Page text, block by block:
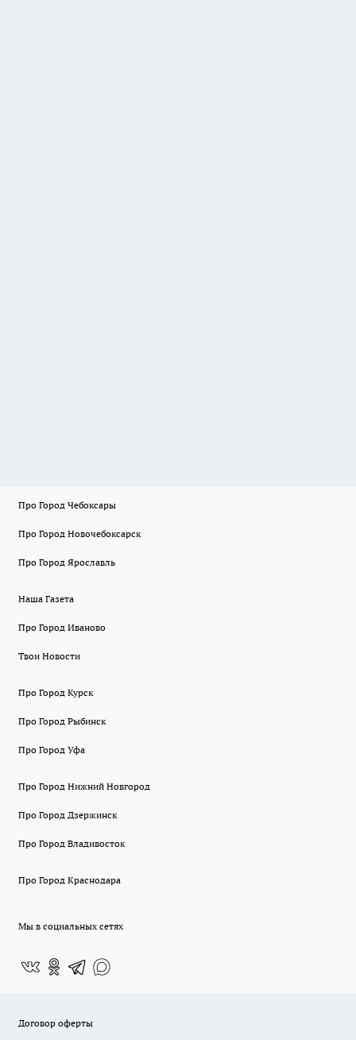
Про Город Чебоксары
Про Город Новочебоксарск
Про Город Ярославль
Наша Газета
Про Город Иваново
Твои Новости
Про Город Курск
Про Город Рыбинск
Про Город Уфа
Про Город Нижний Новгород
Про Город Дзержинск
Про Город Владивосток
Про Город Краснодара
Мы в социальных сетях
Договор оферты